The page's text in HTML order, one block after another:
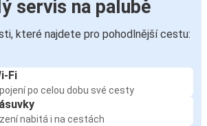
servis na palubě
které najdete pro pohodlnější cestu:
Fi
po celou dobu své cesty
nabitá i na cestách